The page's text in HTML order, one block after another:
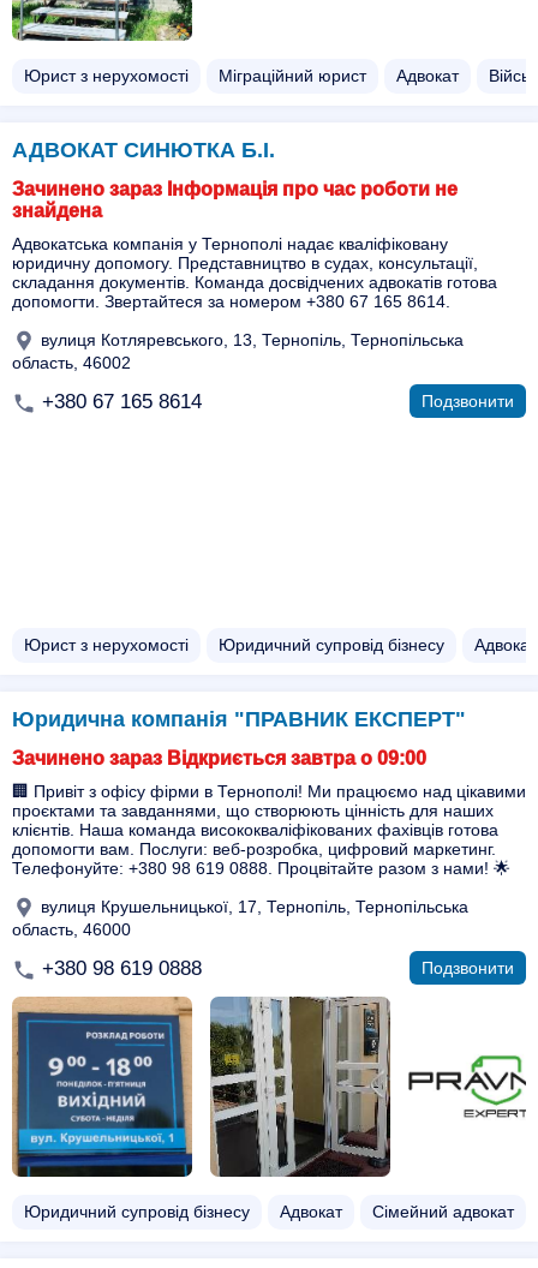
Юрист з нерухомості Міграційний юрист Адвокат
АДВОКАТ СИНЮТКА Б.І.
Зачинено зараз Інформація про час роботи не
знайдена
Адвокатська компанія у Тернополі надає кваліфіковану
юридичну допомогу. Представництво в судах, консультації,
складання документів. Команда досвідчених адвокатів готова
допомогти. Звертайтеся за номером +380 67 165 8614.
вулиця Котляревського, 13, Тернопіль, Тернопільська
область, 46002
+380 67 165 8614 Подзвонити
Юрист з нерухомості Юридичний супровід бізнесу Адвокат
Юридична компанія "ПРАВНИК ЕКСПЕРТ"
Зачинено зараз Відкриється завтра о 09:00
🏢 Привіт з офісу фірми в Тернополі! Ми працюємо над цікавими
проєктами та завданнями, що створюють цінність для наших
клієнтів. Наша команда висококваліфікованих фахівців готова
допомогти вам. Послуги: веб-розробка, цифровий маркетинг.
Телефонуйте: +380 98 619 0888. Процвітайте разом з нами! 🌟
вулиця Крушельницької, 17, Тернопіль, Тернопільська
область, 46000
+380 98 619 0888 Подзвонити
Юридичний супровід бізнесу Адвокат Сімейний адвокат